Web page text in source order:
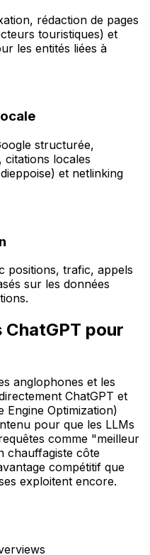
rédaction de pages
touristiques) et
les entités liées à
structurée,
citations locales
et netlinking
positions, trafic, appels
sur les données
ChatGPT pour
anglophones et les
ChatGPT et
Engine Optimization)
pour que les LLMs
comme "meilleur
chauffagiste côte
compétitif que
exploitent encore.